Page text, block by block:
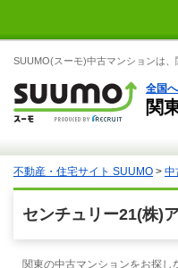
SUUMO(スーモ)中古マンションは
全国へ
関
不動産・住宅サイト SUUMO > 中
センチュリー21(株)
関東の中古マンションをお探